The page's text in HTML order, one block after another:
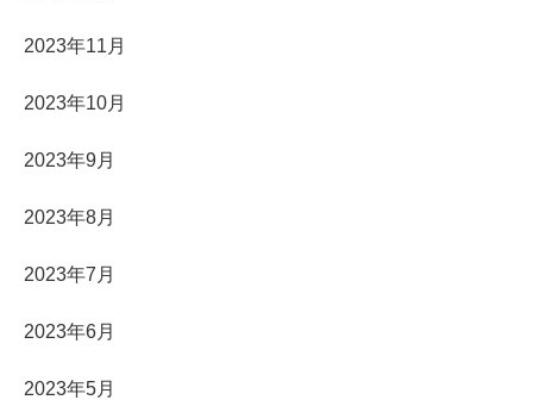
2023年11月
2023年10月
2023年9月
2023年8月
2023年7月
2023年6月
2023年5月